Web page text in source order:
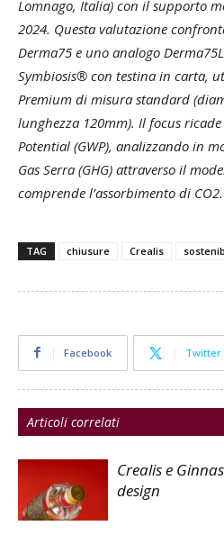
Lomnago, Italia) con il supporto
2024. Questa valutazione
Derma75 e uno analogo
Symbiosis® con testina in carta,
Premium di misura standard
lunghezza 120mm). Il focus
Potential (GWP), analizzando in
Gas Serra (GHG) attraverso il
comprende l’assorbimento di CO2.
TAG chiusure Crealis
Facebook Twitter
Articoli correlati
Crealis e
design